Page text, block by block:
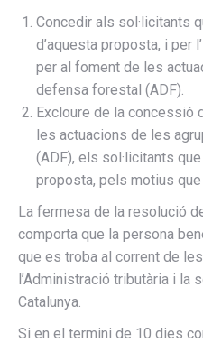
Concedir als sol·licitants
d’aquesta proposta, i per
per al foment de les
defensa forestal (ADF).
Excloure de la concessió
les actuacions de les
(ADF), els sol·licitants
proposta, pels motius que
La fermesa de la resolució
comporta que la persona
que es troba al corrent de
l’Administració tributària i la
Catalunya.
Si en el termini de 10 dies